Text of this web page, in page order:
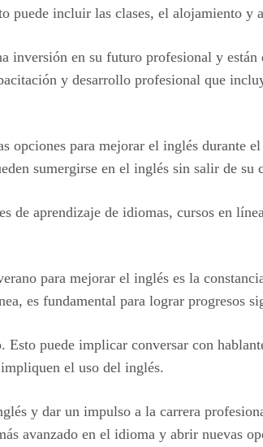
puede incluir las clases, el alojamiento y
inversión en su futuro profesional y
y desarrollo profesional que
opciones para mejorar el inglés durante
sumergirse en el inglés sin salir de su
de aprendizaje de idiomas, cursos en
para mejorar el inglés es la
es fundamental para lograr progresos
puede implicar conversar con
el uso del inglés.
y dar un impulso a la carrera
avanzado en el idioma y abrir nuevas